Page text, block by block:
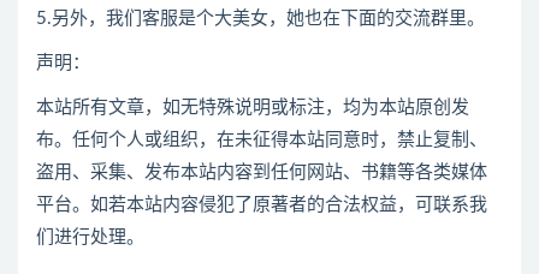
5.另外，我们客服是个大美女，她也在下面的交流群里。
声明：
本站所有文章，如无特殊说明或标注，均为本站原创发
布。任何个人或组织，在未征得本站同意时，禁止复制、
盗用、采集、发布本站内容到任何网站、书籍等各类媒体
平台。如若本站内容侵犯了原著者的合法权益，可联系我
们进行处理。